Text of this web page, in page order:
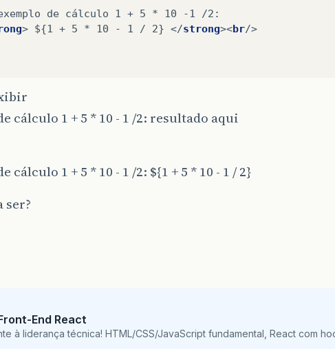
> ${1 + 5 * 10 - 1 / 2} </strong><br/>
cálculo 1 + 5 * 10 - 1 /2: resultado aqui
cálculo 1 + 5 * 10 - 1 /2: ${1 + 5 * 10 - 1 / 2}
ser?
End React
à liderança técnica! HTML/CSS/JavaScript fundamental, React com